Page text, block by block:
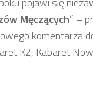
Męczących” –
komentarza
K2, Kabaret